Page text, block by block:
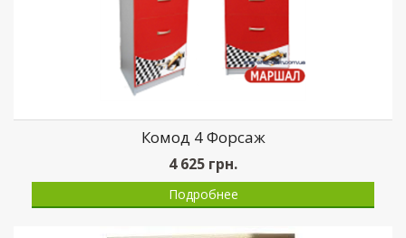
Комод 4 Форсаж
4 625 грн.
Подробнее